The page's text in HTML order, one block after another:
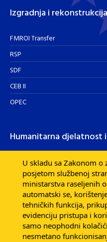
Izgradnja i
FMROI Transfer
RSP
SDF
CEB II
OPEC
Humanitarna djelatnost
Humanitarna djelatnost
Razvojna pomoć EU fondova
Dijaspora
U skladu sa Zakonom o
posjetom službenoj
ministarstva raseljenih
automatski se,
tehničkih funkcija,
evidenciju pristupa i
samo neophodni
nesmetano